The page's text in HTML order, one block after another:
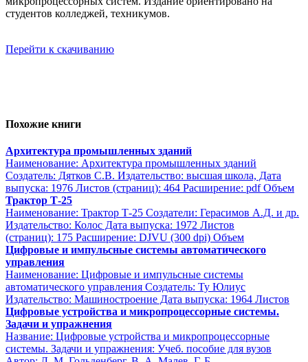
студентов колледжей, техникумов.
Перейти к скачиванию
Похожие книги
Архитектура промышленных зданий
Наименование: Архитектура промышленных зданий
Создатель: Дятков С.В. Издательство: высшая школа, Дата
выпуска: 1976 Листов (страниц): 464 Расширение: pdf Объем
Трактор Т-25
Наименование: Трактор Т-25 Создатели: Герасимов А.Д. и др.
Издательство: Колос Дата выпуска: 1972 Листов
(страниц): 175 Расширение: DJVU (300 dpi) Объем
Цифровые и импульсные системы автоматического
управления
Наименование: Цифровые и импульсные системы
автоматического управления Создатель: Ту Юлиус
Издательство: Машиностроение Дата выпуска: 1964 Листов
Цифровые устройства и микропроцессорные системы.
Задачи и упражнения
Название: Цифровые устройства и микропроцессорные
системы. Задачи и упражнения: Учеб. пособие для вузов